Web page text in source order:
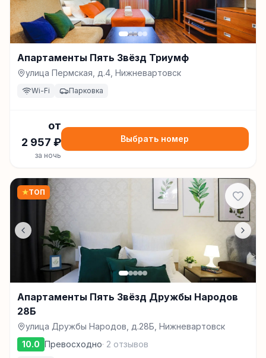
Апартаменты Пять Звёзд Триумф
улица Пермская, д.4, Нижневартовск
Wi-Fi Парковка
от
2 957 ₽
за ночь
Выбрать номер
★ТОП
Апартаменты Пять Звёзд Дружбы Народов
28Б
улица Дружбы Народов, д.28Б, Нижневартовск
10.0 Превосходно· 2 отзывов